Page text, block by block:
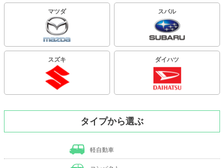
マツダ スバル
スズキ ダイハツ
タイプから選ぶ
軽自動車